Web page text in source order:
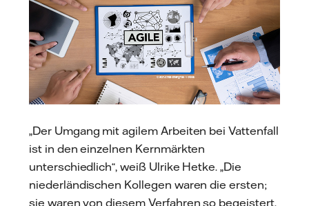
„Der Umgang mit agilem Arbeiten bei Vattenfall
ist in den einzelnen Kernmärkten
unterschiedlich“, weiß Ulrike Hetke. „Die
niederländischen Kollegen waren die ersten;
sie waren von diesem Verfahren so begeistert,